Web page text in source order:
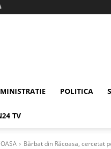
POLITICA
TV
Bărbat din Răcoasa, cercetat